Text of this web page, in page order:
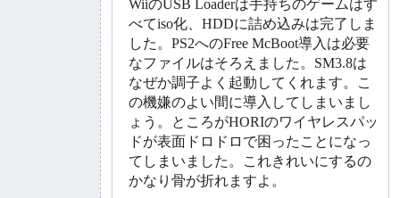
WiiのUSB Loaderは手持ちのゲームはす
べてiso化、HDDに詰め込みは完了しま
した。PS2へのFree McBoot導入は必要
なファイルはそろえました。SM3.8は
なぜか調子よく起動してくれます。こ
の機嫌のよい間に導入してしまいまし
ょう。ところがHORIのワイヤレスパッ
ドが表面ドロドロで困ったことになっ
てしまいました。これきれいにするの
かなり骨が折れますよ。